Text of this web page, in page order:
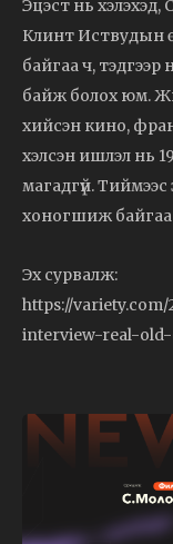
Эцэст нь хэлэхэд,
Клинт Иствудын
байгаа ч,
байж болох юм.
хийсэн кино,
хэлсэн ишлэл нь
магадгүй.
хоногшиж
Эх сурвалж:
https://
interview-real-old-